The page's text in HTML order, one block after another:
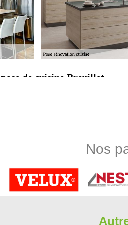
de cuisine Breuillet
votre cuisine ? Avez-vous fait
réaliser l’installation avec l’équipe
sur tout 91650, nous mettons en
Nos